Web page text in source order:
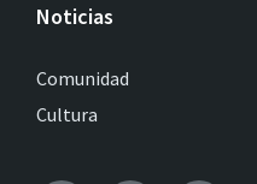
Noticias
Comunidad
Cultura